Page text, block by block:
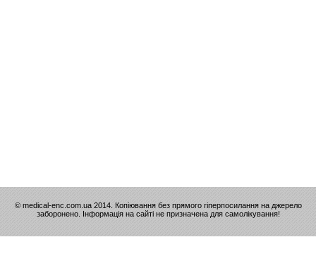
© medical-enc.com.ua 2014. Копіювання без прямого гіперпосилання на джерело
заборонено. Інформація на сайті не призначена для самолікування!